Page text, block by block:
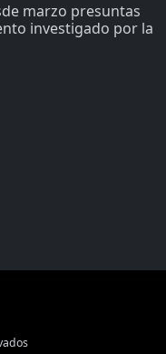
marzo presuntas
investigado por la